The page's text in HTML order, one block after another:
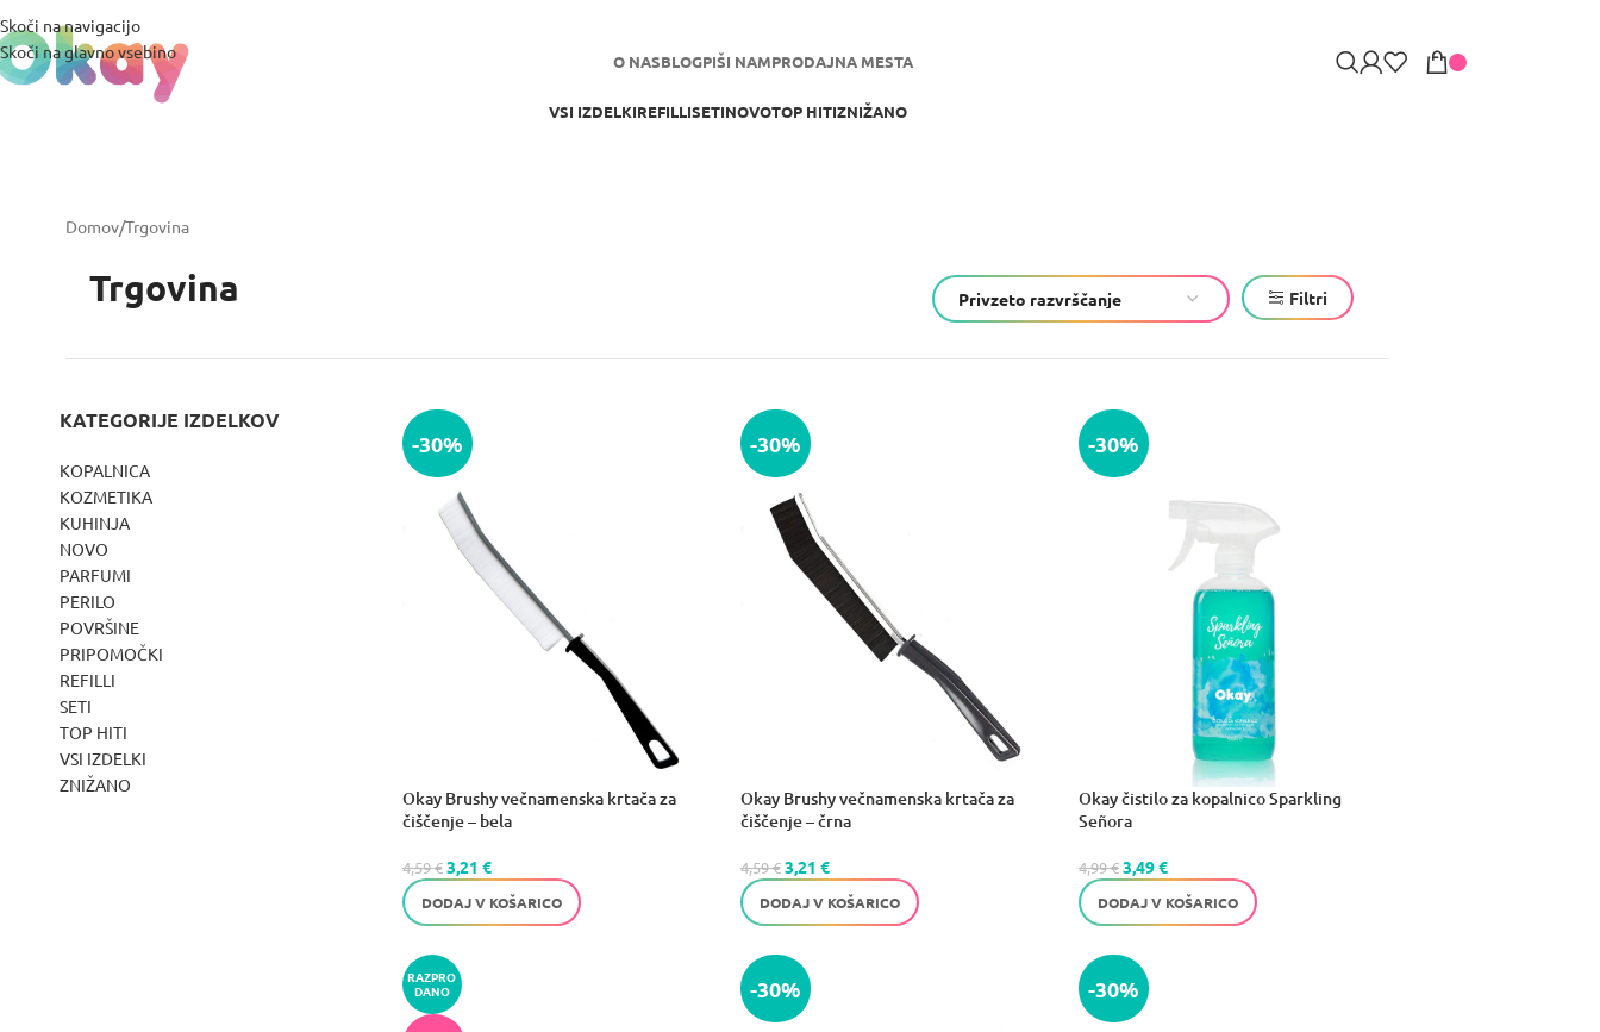
Skoči na navigacijo
Skoči na glavno vsebino
O NASBLOGPIŠI NAMPRODAJNA MESTA
VSI IZDELKIREFILLISETINOVOTOP HITIZNIŽANO
Domov Trgovina
Trgovina Filtri
KATEGORIJE IZDELKOV
KOPALNICA
KOZMETIKA
KUHINJA
NOVO
PARFUMI
PERILO
POVRŠINE
PRIPOMOČKI
REFILLI
SETI
TOP HITI
VSI IZDELKI
ZNIŽANO
-30%
Okay Brushy večnamenska krtača za
čiščenje – bela
4,59€ 3,21 €
DODAJ V KOŠARICO
-30%
Okay Brushy večnamenska krtača za
čiščenje – črna
4,59€3,21 €
DODAJ V KOŠARICO
-30%
Okay čistilo za kopalnico Sparkling
Señora
4,99€3,49€
DODAJ V KOŠARICO
RAZPRO
DANO
-30% -30%